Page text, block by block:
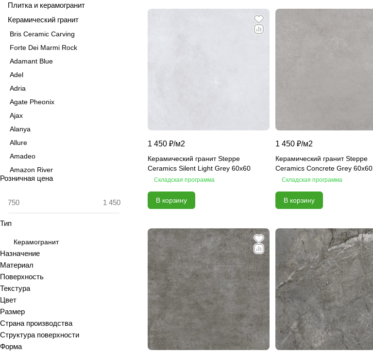
1 450 ₽/м2
Керамический гранит Steppe
Ceramics Silent Light Grey 60х60
Складская программа
В корзину
1 450 ₽/м2
Керамический гранит Steppe
Ceramics Concrete Grey 60х60
Складская программа
В корзину
Плитка и керамогранит
Керамический гранит
Bris Ceramic Carving
Forte Dei Marmi Rock
Adamant Blue
Adel
Adria
Agate Pheonix
Ajax
Alanya
Allure
Amadeo
Amazon River
Amber Agate
Antiquewood
Ardesia
Arena
Argentina
Armani marble
Art
Arts
Ascot
Розничная цена
Тип
Керамогранит
Назначение
Материал
Поверхность
Текстура
Цвет
Размер
Страна производства
Структура поверхности
Форма